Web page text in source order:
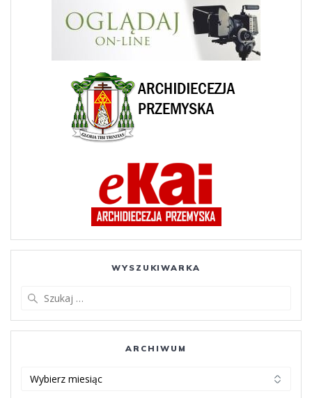
WYSZUKIWARKA
ARCHIWUM